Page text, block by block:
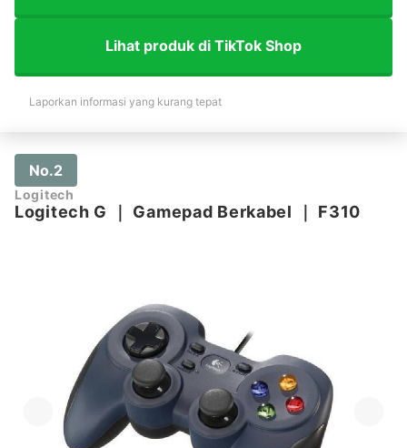
Lihat produk di TikTok Shop
Laporkan informasi yang kurang tepat
No.2
Logitech
Logitech G Gamepad Berkabel F310